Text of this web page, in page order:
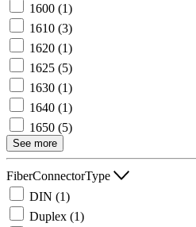
1600 (1)
1610 (3)
1620 (1)
1625 (5)
1630 (1)
1640 (1)
1650 (5)
See more
FiberConnectorType
DIN (1)
Duplex (1)